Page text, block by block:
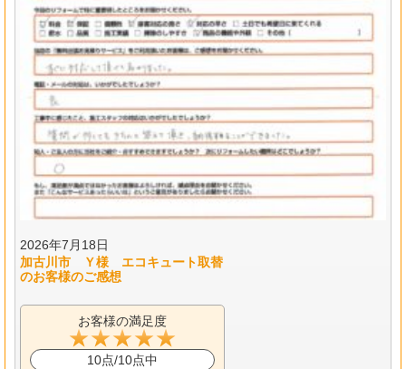
2026年7月18日
加古川市 Ｙ様 エコキュート取替
のお客様のご感想
お客様の満足度
10点/10点中